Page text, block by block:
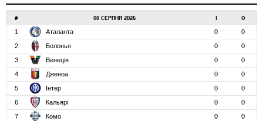
# 08 СЕРПНЯ 2026 І О
1 Аталанта 0
0
2
Болонья 0
0
3
Венеція 0
0
4
Дженоа 0
0
5
Інтер 0
0
6
Кальярі 0
0
7
Комо 0
0